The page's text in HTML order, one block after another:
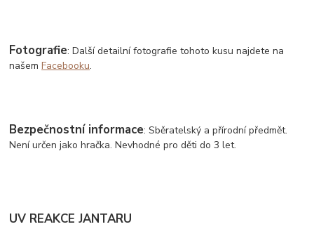
Fotografie: Další detailní fotografie tohoto kusu najdete na
našemFacebooku.
Bezpečnostní informace: Sběratelský a přírodní předmět.
Není určen jako hračka. Nevhodné pro děti do 3 let.
UV REAKCE JANTARU